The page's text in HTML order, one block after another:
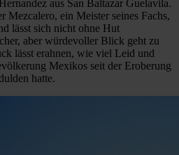
aus San Baltazar Guelavila.
Mezcalero, ein Meister seines Fachs,
lässt sich nicht ohne Hut
aber würdevoller Blick geht zu
lässt erahnen, wie viel Leid und
Mexikos seit der Eroberung
hatte.